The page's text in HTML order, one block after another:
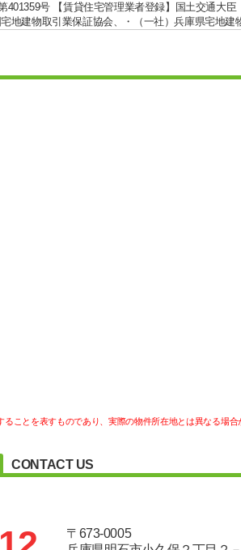
401359号 【賃貸住宅管理業者登録】国土交通大臣
宅地建物取引業保証協会、・（一社）兵庫県宅地
ことを表すものであり、実際の物件所在地とは異なる場合
CONTACT US
〒673-0005